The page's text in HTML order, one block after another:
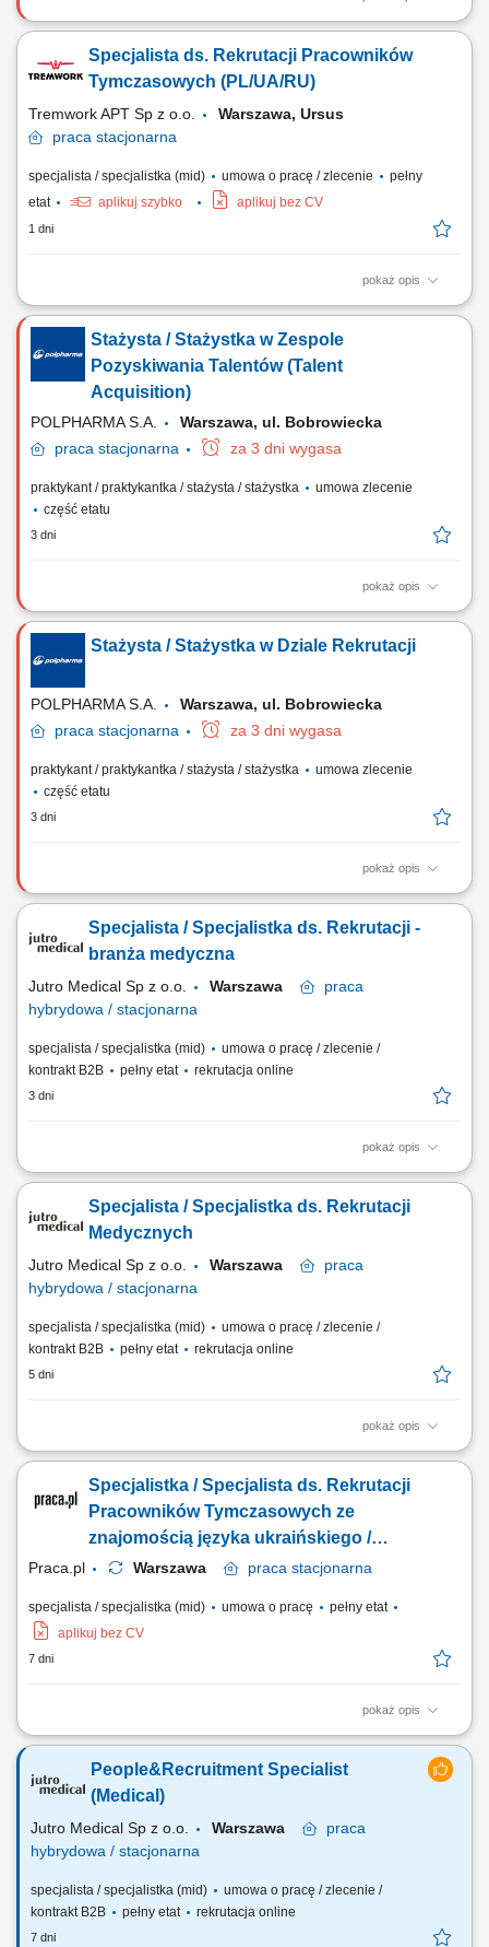
Zakres obowiązków: Wsparcie zespołu rekrutacyjnego w codziennych
umawianie rozmów, prowadzenie wstępnych wywiadów oraz
przekazywanie informacji zwrotnej. Organizacja i koordynacja spotkań
Specjalista ds. Rekrutacji Pracowników
Tymczasowych (PL/UA/RU)
Tremwork APT Sp z o.o.
Warszawa, Ursus
praca stacjonarna
specjalista / specjalistka (mid) umowa o pracę / zlecenie
pełny
etat
aplikuj szybko aplikuj bez CV
1 dni
pokaż opis
Zakres obowiązków: aktywne pozyskiwanie i rekrutacja kandydatów z
Ukrainy, Azji oraz innych krajów, prowadzenie procesów rekrutacyjnych
od publikacji ogłoszeń do zatrudnienia kandydata, przeprowadzanie
rozmów kwalifikacyjnych i selekcja kandydatów, budowanie bazy
kandydatów oraz...
Stażysta / Stażystka w Zespole
Pozyskiwania Talentów (Talent
Acquisition)
POLPHARMA S.A.
Warszawa, ul. Bobrowiecka
praca stacjonarna za 3 dni wygasa
praktykant / praktykantka / stażysta / stażystka
umowa zlecenie
część etatu
3 dni
pokaż opis
W Polpharmie tworzymy środowisko, w którym możesz zdobywać
doświadczenie i realnie wpływać na biznes już od pierwszego dnia.
Jeśli chcesz rozwijać się w obszarze rekrutacji i poznawać organizację
„od środka”, dołącz do naszego zespołu Talent Acquisition. Twój
zakres...
Stażysta / Stażystka w Dziale Rekrutacji
POLPHARMA S.A.
Warszawa, ul. Bobrowiecka
praca stacjonarna za 3 dni wygasa
praktykant / praktykantka / stażysta / stażystka
umowa zlecenie
część etatu
3 dni
pokaż opis
Zakres obowiązków: Wspieranie zespołu HR w realizacji bieżących
organizowanie terminów rozmów rekrutacyjnych. Prowadzenie
wstępnych rozmów z kandydatami i przekazywanie informacji
Specjalista / Specjalistka ds. Rekrutacji -
branża medyczna
Jutro Medical Sp z o.o. Warszawa
praca
hybrydowa / stacjonarna
specjalista / specjalistka (mid)
umowa o pracę / zlecenie /
kontrakt B2B
pełny etat rekrutacja online
3 dni
pokaż opis
Opis stanowiska Kompleksowe prowadzenie procesów rekrutacyjnych
wykorzystaniu różnych kanałów rekrutacyjnych. Budowanie
pozytywnych doświadczeń kandydatów na każdym etapie procesu.
Specjalista / Specjalistka ds. Rekrutacji
Medycznych
Jutro Medical Sp z o.o. Warszawa
praca
hybrydowa / stacjonarna
specjalista / specjalistka (mid)
umowa o pracę / zlecenie /
kontrakt B2B
pełny etat rekrutacja online
5 dni
pokaż opis
Opis stanowiska Samodzielne prowadzenie procesów rekrutacyjnych
kandydatów z wykorzystaniem nowoczesnych narzędzi sourcingowych.
Budowanie długofalowych relacji z kandydatami oraz managerami.
Planowanie i koordynowanie działań...
Specjalistka / Specjalista ds. Rekrutacji
Pracowników Tymczasowych ze
znajomością języka ukraińskiego /
rosyjskiego
Praca.pl Warszawa praca stacjonarna
specjalista / specjalistka (mid) umowa o pracę
pełny etat
aplikuj bez CV
7 dni
pokaż opis
Zakres obowiązków: aktywne pozyskiwanie kandydatów z Ukrainy, Azji i
zatrudnienia kandydata, przeprowadzanie rozmów kwalifikacyjnych i
selekcja aplikacji, budowanie i aktualizowanie bazy kandydatów,
People&Recruitment Specialist
(Medical)
Jutro Medical Sp z o.o. Warszawa
praca
hybrydowa / stacjonarna
specjalista / specjalistka (mid)
umowa o pracę / zlecenie /
kontrakt B2B
pełny etat rekrutacja online
7 dni